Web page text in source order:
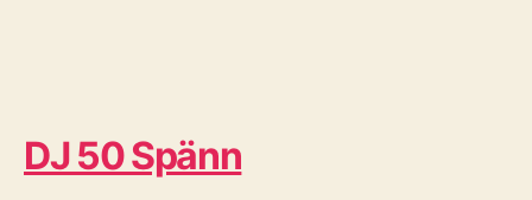
DJ 50 Spänn